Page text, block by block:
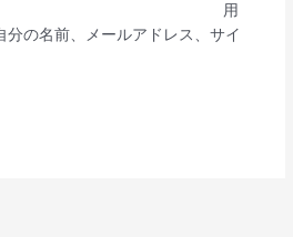
用
分の名前、メールアドレス、サイ